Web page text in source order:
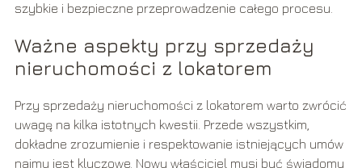
szybkie i bezpieczne przeprowadzenie całego procesu.
Ważne aspekty przy sprzedaży
nieruchomości z lokatorem
Przy sprzedaży nieruchomości z lokatorem warto zwrócić
uwagę na kilka istotnych kwestii. Przede wszystkim,
dokładne zrozumienie i respektowanie istniejących umów
najmu jest kluczowe. Nowy właściciel musi być świadomy